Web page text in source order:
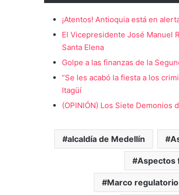
¡Atentos! Antioquia está en
El Vicepresidente José Manuel
Santa Elena
Golpe a las finanzas de la
“Se les acabó la fiesta a los
Itagüí
(OPINIÓN) Los Siete Demonios
alcaldía de Medellín
Aspectos
Marco